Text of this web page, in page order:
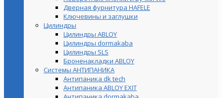
Дверная фурнитура HAFELE
Ключевины и заглушки
Цилиндры
Цилиндры ABLOY
Цилиндры dormakaba
Цилиндры SLS
Броненакладки ABLOY
Системы АНТИПАНИКА
Антипаника dk tech
Антипаника ABLOY EXIT